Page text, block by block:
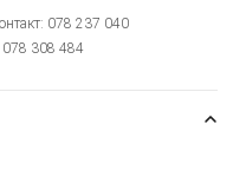
078 237 040
078 308 484